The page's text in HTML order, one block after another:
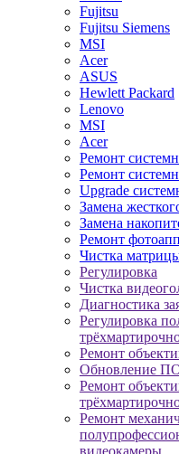
Fujitsu
Fujitsu Siemens
MSI
Acer
ASUS
Hewlett Packard
Lenovo
MSI
Acer
Ремонт
Ремонт
Upgrade
Замена
Замена
Ремонт
Чистка
Регулировка
Чистка
Диагностика
Регулировка
Ремонт
Обновление
Ремонт
Ремонт
видеокамеры